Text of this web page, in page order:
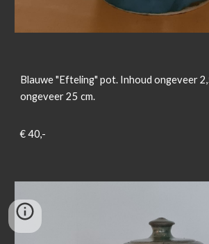
Blauwe "Efteling" pot. Inhoud ongeveer
ongeveer 25 cm.
€ 40,-